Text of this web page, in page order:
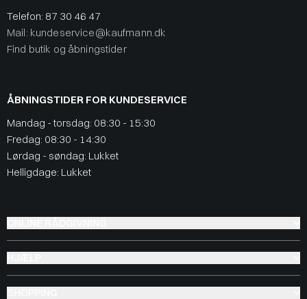
Telefon: 87 30 46 47
Mail: kundeservice@kaufmann.dk
Find butik og åbningstider
ÅBNINGSTIDER FOR KUNDESERVICE
Mandag - torsdag: 08:30 - 15:30
Fredag: 08:30 - 14:30
Lørdag - søndag: Lukket
Helligdage: Lukket